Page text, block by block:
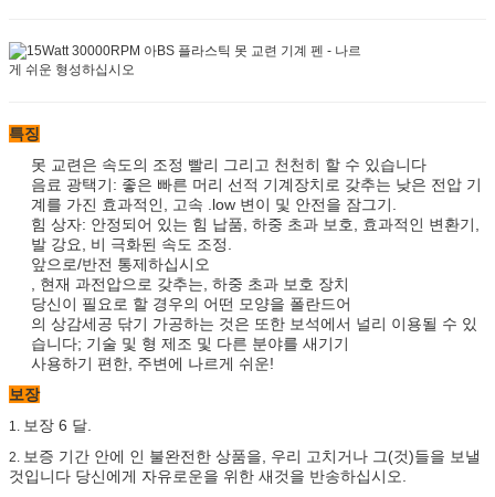
특징
못 교련은 속도의 조정 빨리 그리고 천천히 할 수 있습니다
음료 광택기: 좋은 빠른 머리 선적 기계장치로 갖추는 낮은 전압 기
계를 가진 효과적인, 고속 .low 변이 및 안전을 잠그기.
힘 상자: 안정되어 있는 힘 납품, 하중 초과 보호, 효과적인 변환기,
발 강요, 비 극화된 속도 조정.
앞으로/반전 통제하십시오
, 현재 과전압으로 갖추는, 하중 초과 보호 장치
당신이 필요로 할 경우의 어떤 모양을 폴란드어
의 상감세공 닦기 가공하는 것은 또한 보석에서 널리 이용될 수 있
습니다; 기술 및 형 제조 및 다른 분야를 새기기
사용하기 편한, 주변에 나르게 쉬운!
보장
1. 보장 6 달.
2. 보증 기간 안에 인 불완전한 상품을, 우리 고치거나 그(것)들을 보낼
것입니다 당신에게 자유로운을 위한 새것을 반송하십시오.